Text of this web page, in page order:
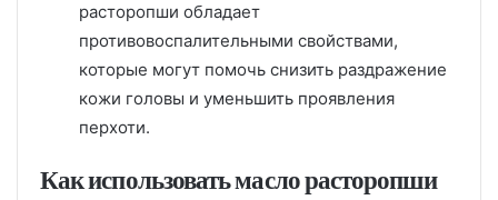
расторопши обладает
противовоспалительными свойствами,
которые могут помочь снизить раздражение
кожи головы и уменьшить проявления
перхоти.
Как использовать масло расторопши